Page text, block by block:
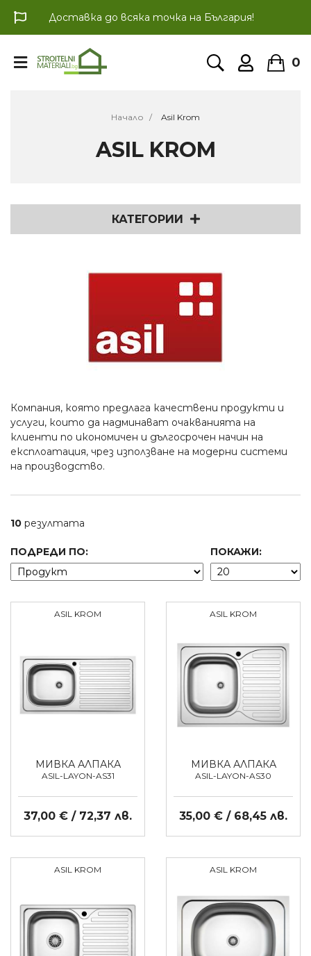
Доставка до всяка точка на България!
0
Начало Asil Krom
ASIL KROM
КАТЕГОРИИ
Компания, която предлага качествени продукти и
услуги, които да надминават очакванията на
клиенти по икономичен и дългосрочен начин на
експлоатация, чрез използване на модерни системи
на производство.
10 резултата
ПОДРЕДИ ПО: ПОКАЖИ:
ASIL KROM
МИВКА АЛПАКА
ASIL-LAYON-AS31
37,00 € / 72,37 лв.
ASIL KROM
МИВКА АЛПАКА
ASIL-LAYON-AS30
35,00 € / 68,45 лв.
ASIL KROM ASIL KROM